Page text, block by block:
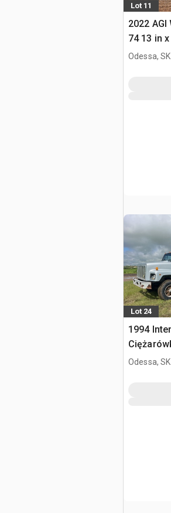
Lot 11
2022
74 13 in
do ziarna
Odessa,
Lot 24
1994
zboża
Odessa,